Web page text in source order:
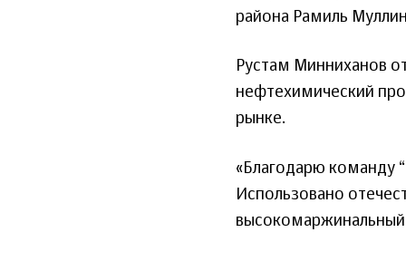
района Рамиль
Рустам Минниханов
нефтехимический
рынке.
«Благодарю команду
Использовано
высокомаржинальный